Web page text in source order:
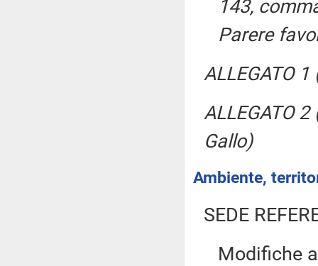
143,
Parere
ALLEGATO
ALLEGATO
Gallo)
Ambiente,
SEDE
Modifiche